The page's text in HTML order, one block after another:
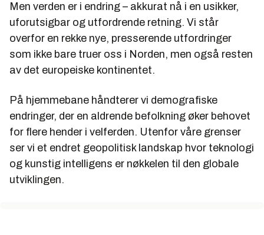
Men verden er i endring – akkurat nå i en usikker,
uforutsigbar og utfordrende retning. Vi står
overfor en rekke nye, presserende utfordringer
som ikke bare truer oss i Norden, men også resten
av det europeiske kontinentet.
På hjemmebane håndterer vi demografiske
endringer, der en aldrende befolkning øker behovet
for flere hender i velferden. Utenfor våre grenser
ser vi et endret geopolitisk landskap hvor teknologi
og kunstig intelligens er nøkkelen til den globale
utviklingen.